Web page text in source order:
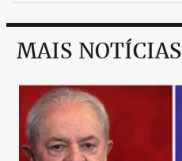
MAIS NOTÍCIAS